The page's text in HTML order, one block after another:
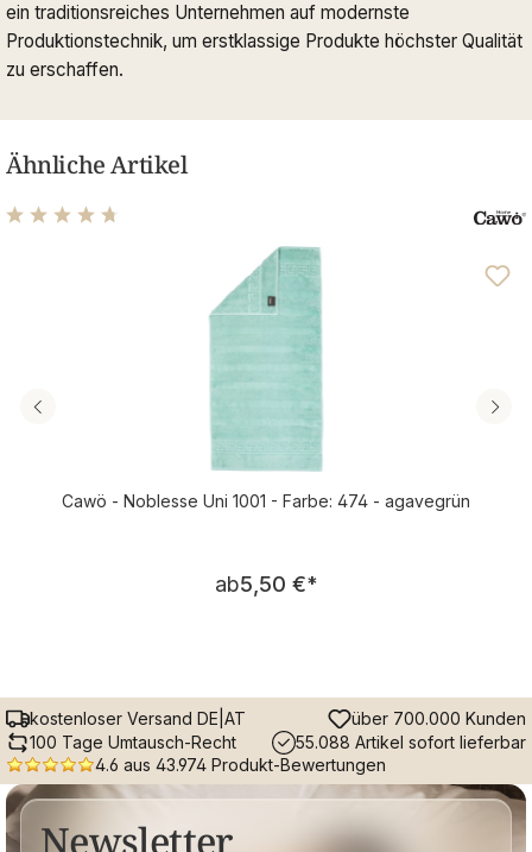
ein traditionsreiches Unternehmen auf modernste
Produktionstechnik, um erstklassige Produkte höchster Qualität
zu erschaffen.
Ähnliche Artikel
Durchschnittliche Bewertung von 4.77 von 5 Sternen
Cawö - Noblesse Uni 1001 - Farbe: 474 - agavegrün
Regulärer Preis:
ab5,50 €*
kostenloser Versand DE|AT
über 700.000 Kunden
100 Tage Umtausch-Recht
55.088 Artikel sofort lieferbar
4.6 aus 43.974 Produkt-Bewertungen
Newsletter